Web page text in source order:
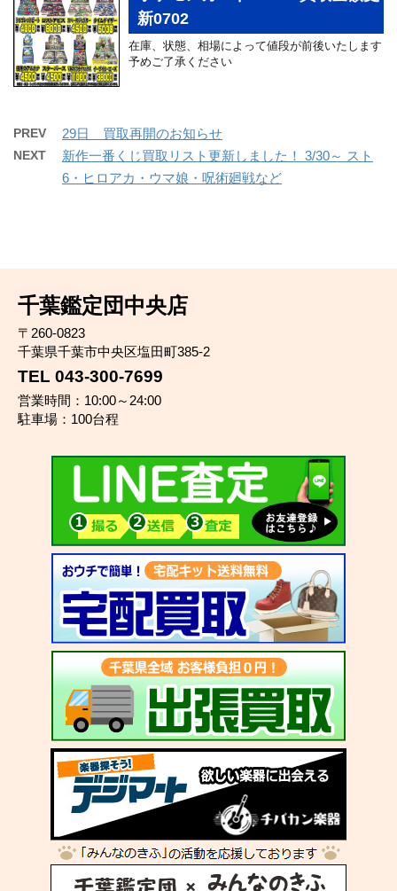
新0702
在庫、状態、相場によって値段が前後いたします
予めご了承ください
PREV 29日 買取再開のお知らせ
NEXT
新作一番くじ買取リスト更新しました！ 3/30～ スト
6・ヒロアカ・ウマ娘・呪術廻戦など
千葉鑑定団中央店
〒260-0823
千葉県千葉市中央区塩田町385-2
TEL 043-300-7699
営業時間：10:00～24:00
駐車場：100台程